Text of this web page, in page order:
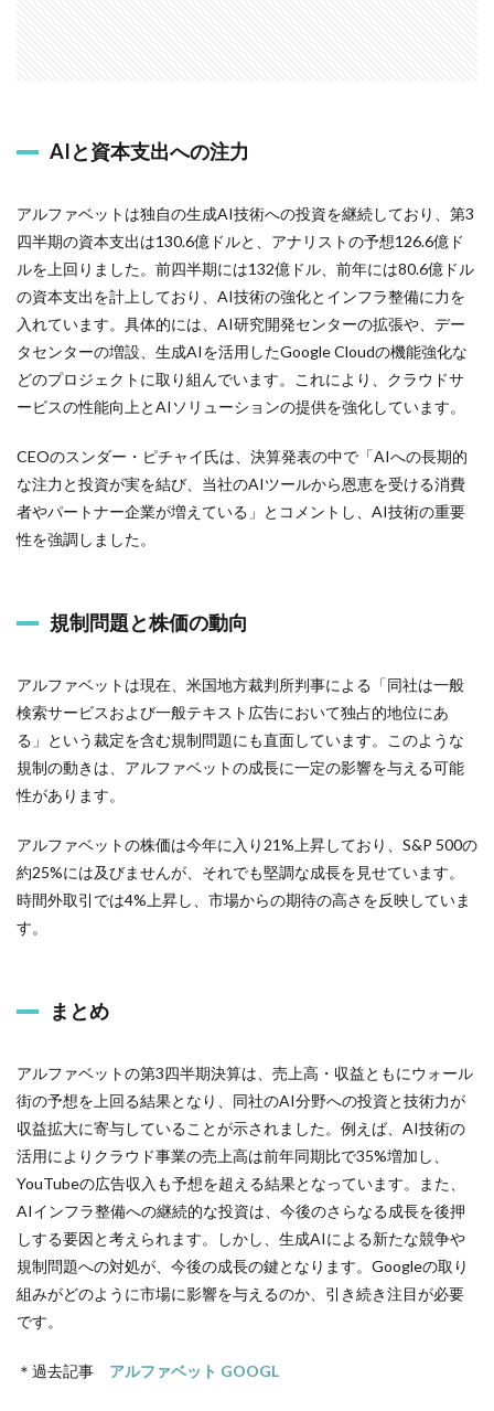
AIと資本支出への注力
アルファベットは独自の生成AI技術への投資を継続しており、第3
四半期の資本支出は130.6億ドルと、アナリストの予想126.6億ド
ルを上回りました。前四半期には132億ドル、前年には80.6億ドル
の資本支出を計上しており、AI技術の強化とインフラ整備に力を
入れています。具体的には、AI研究開発センターの拡張や、デー
タセンターの増設、生成AIを活用したGoogle Cloudの機能強化な
どのプロジェクトに取り組んでいます。これにより、クラウドサ
ービスの性能向上とAIソリューションの提供を強化しています。
CEOのスンダー・ピチャイ氏は、決算発表の中で「AIへの長期的
な注力と投資が実を結び、当社のAIツールから恩恵を受ける消費
者やパートナー企業が増えている」とコメントし、AI技術の重要
性を強調しました。
規制問題と株価の動向
アルファベットは現在、米国地方裁判所判事による「同社は一般
検索サービスおよび一般テキスト広告において独占的地位にあ
る」という裁定を含む規制問題にも直面しています。このような
規制の動きは、アルファベットの成長に一定の影響を与える可能
性があります。
アルファベットの株価は今年に入り21%上昇しており、S&P 500の
約25%には及びませんが、それでも堅調な成長を見せています。
時間外取引では4%上昇し、市場からの期待の高さを反映していま
す。
まとめ
アルファベットの第3四半期決算は、売上高・収益ともにウォール
街の予想を上回る結果となり、同社のAI分野への投資と技術力が
収益拡大に寄与していることが示されました。例えば、AI技術の
活用によりクラウド事業の売上高は前年同期比で35%増加し、
YouTubeの広告収入も予想を超える結果となっています。また、
AIインフラ整備への継続的な投資は、今後のさらなる成長を後押
しする要因と考えられます。しかし、生成AIによる新たな競争や
規制問題への対処が、今後の成長の鍵となります。Googleの取り
組みがどのように市場に影響を与えるのか、引き続き注目が必要
です。
＊過去記事 アルファベット GOOGL